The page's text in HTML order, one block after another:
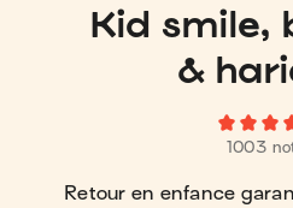
Kid smile,
&
1003
Retour en enfance